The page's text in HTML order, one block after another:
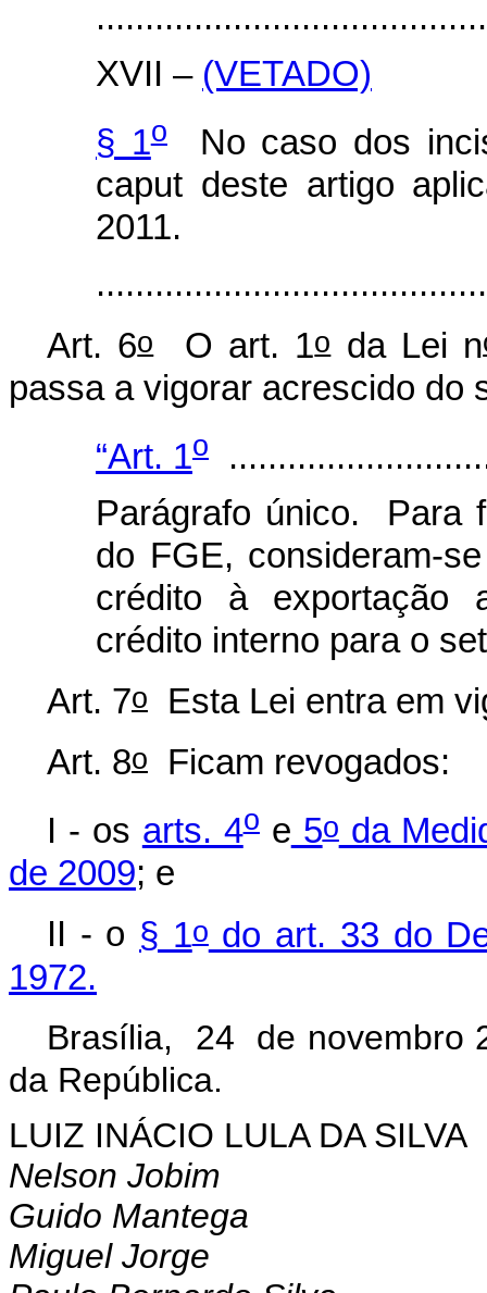
XVII – (VETADO)
§ 1oNo caso dos
caput deste artigo
2011.
Art. 6oO art. 1oda Lei n
passa a vigorar acrescido do
“Art. 1o
Parágrafo único. Para
do FGE, consideram-
crédito à exportação
crédito interno para o
Art. 7o
Esta Lei entra em
Art. 8o
Ficam revogados:
I - os arts. 4oe 5oda
de 2009; e
II - o § 1odo art. 33 do
1972.
Brasília, 24 de novembro
da República.
LUIZ INÁCIO LULA DA SILVA
Nelson Jobim
Guido Mantega
Miguel Jorge